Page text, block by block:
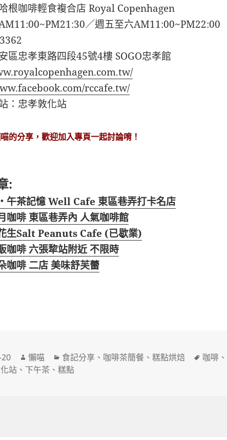
根咖啡輕食複合店 Royal Copenhagen
／週五至六AM11:00~PM22:00
區忠孝東路四段45號4樓 SOGO忠孝館
rccafe.tw/
：忠孝敦化站
的分享，歡迎加入專頁一起討論唷！
:
茶記憶 Well Cafe 東區巷弄打卡名店
咖啡 東區巷弄內 人氣咖啡館
生Salt Peanuts Cafe (已歇業)
咖啡 六張犂站附近 不限時
咖啡 二店 美味舒芙蕾
作
者
懶喵
分
類
食記分享 、 咖啡茶簡餐 、糕點烘焙
標
咖啡 、
站 、 下午茶 、糕點